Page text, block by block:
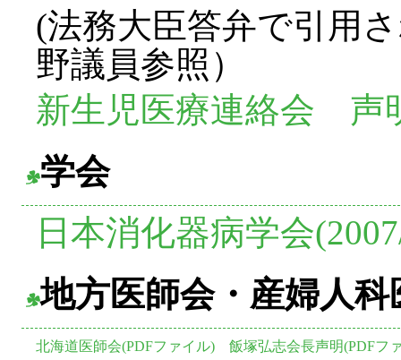
(法務大臣答弁で引用
野議員参照）
新生児医療連絡会
声
学会
日本消化器病学会
地方医師会・産婦人科
北海道医師会(PDFファイル) 飯塚弘志会長声明(PDFフ